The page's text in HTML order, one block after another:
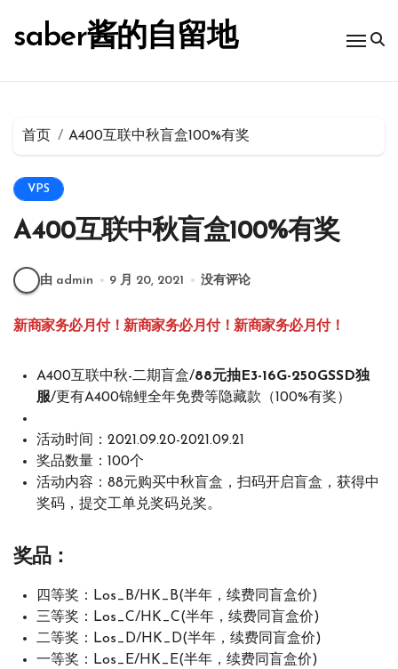
saber酱的自留地
首页 A400互联中秋盲盒100%有奖
VPS
A400互联中秋盲盒100%有奖
由 admin 9 月 20, 2021 没有评论
新商家务必月付！新商家务必月付！新商家务必月付！
A400互联中秋-二期盲盒/88元抽E3-16G-250GSSD独
服/更有A400锦鲤全年免费等隐藏款（100%有奖）
活动时间：2021.09.20-2021.09.21
奖品数量：100个
活动内容：88元购买中秋盲盒，扫码开启盲盒，获得中
奖码，提交工单兑奖码兑奖。
奖品：
四等奖：Los_B/HK_B(半年，续费同盲盒价)
三等奖：Los_C/HK_C(半年，续费同盲盒价)
二等奖：Los_D/HK_D(半年，续费同盲盒价)
一等奖：Los_E/HK_E(半年，续费同盲盒价)